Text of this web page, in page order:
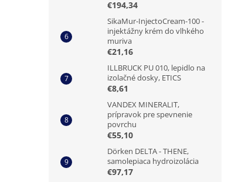
€194,34
SikaMur-InjectoCream-100 -
injektážny krém do vlhkého
muriva
€21,16
ILLBRUCK PU 010, lepidlo na
izolačné dosky, ETICS
€8,61
VANDEX MINERALIT,
prípravok pre spevnenie
povrchu
€55,10
Dörken DELTA - THENE,
samolepiaca hydroizolácia
€97,17